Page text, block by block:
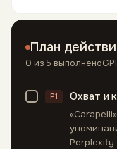
План
0 из 5 выполнено
P1 Охват и